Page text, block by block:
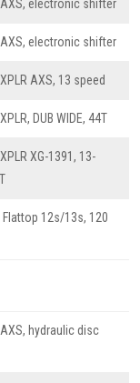
AXS, electronic shifter
AXS, electronic shifter
AXS, 13 speed
DUB WIDE, 44T
XG-1391, 13-
Flattop 12s/13s, 120
hydraulic disc